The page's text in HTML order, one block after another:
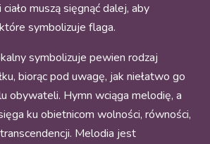
muszą sięgnąć dalej, aby
symbolizuje flaga.
symbolizuje pewien rodzaj
biorąc pod uwagę, jak niełatwo go
obywateli. Hymn wciąga melodię, a
ku obietnicom wolności, równości,
Melodia jest